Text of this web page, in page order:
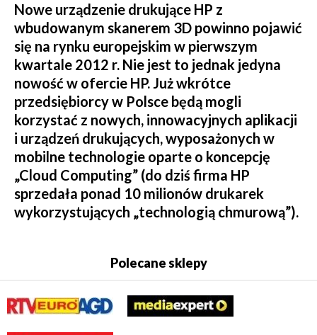
Nowe urządzenie drukujące HP z
wbudowanym skanerem 3D powinno pojawić
się na rynku europejskim w pierwszym
kwartale 2012 r. Nie jest to jednak jedyna
nowość w ofercie HP. Już wkrótce
przedsiębiorcy w Polsce będą mogli
korzystać z nowych, innowacyjnych aplikacji
i urządzeń drukujących, wyposażonych w
mobilne technologie oparte o koncepcję
„Cloud Computing” (do dziś firma HP
sprzedała ponad 10 milionów drukarek
wykorzystujących „technologią chmurową”).
Polecane sklepy